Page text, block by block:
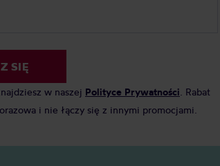
SIĘ
w naszej Polityce Prywatności . Rabat
i nie łączy się z innymi promocjami.